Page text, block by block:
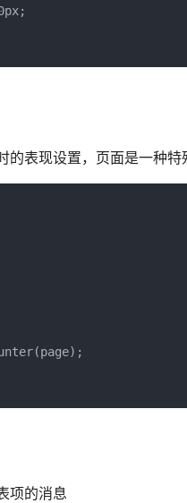
现设置，页面是一种特
项的消息